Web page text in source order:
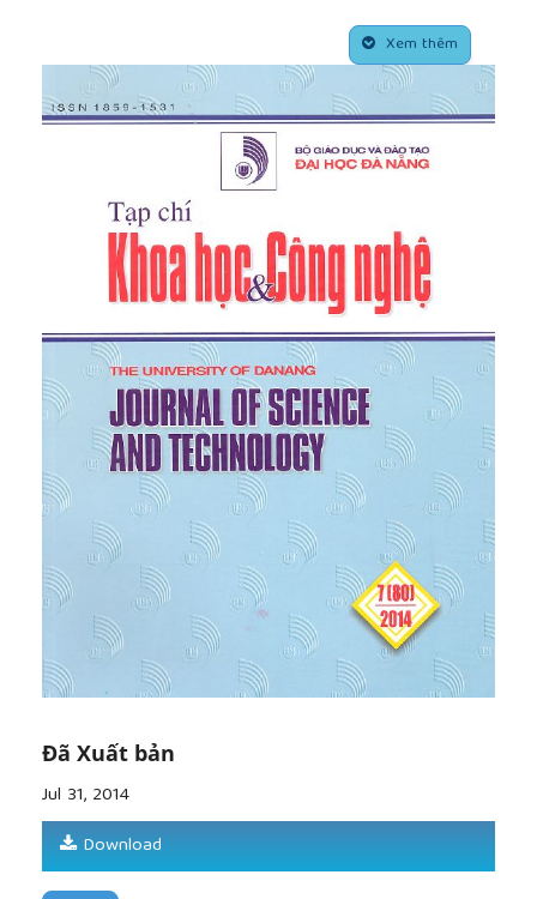
Channel Impairments”, REV Journal on Electronics
and Communications, Vol. 2, No. 3-4, 2012.
[5]Songping Wu, Yeheskel Bar-Ness, “OFDM
Systems in the Presence of Phase Noise:
Consequences and Solutions”, IEEE Transactions on
Communication, vol.52, no.11, pp.1988-1996, 2004.
Hussein Hijazi, Eric Pierre Simon, Martine Lienard
and Laurent Ros, “Channel Estimation for MIMO-
OFDM Systems in Fast Time-Varying Enviroments”,
4th International Symposium on Communications,
Control and Signal Processing (ISCCSP), 2010.
[7]Hung Nguyen-Le, Tho Le-Ngoc, “Pilot-Aided
Joint CFO and Doubly-Selective Channel Estimation
for OFDM Transmissions”, IEEE Transactions on
Broadcasting, vol. 56, no. 4,pp. 514-522, 2010.
[8]Karthk Muralidhar, Kwok Hung Li, “A Low-
Complexity kalman Approach for Channel
Estimation in Doubly-Selective OFDM Systems”, IEEE
Signal Processing letters, vol.16, no. 7, 2009.
[9]
Rocco Claudio Cannizzaro, Paolo Banelli, Geert
Leus, “Adaptive Channel Estimation for OFDM
Systems with Doppler spread”, IEEE Signal
Processing letters, 2006.
[10] Liying Song, Jitendra K. Tugnait, “Doubly-
Selective Fading Channel Equalization: A
Comparison of the Kalman Filter Approach with the
Basis Expasion Model-Based Equalizers”, IEEE
[11]T. Pollet, M.Bladel, and M. Moeneclaey, “BER
sensitivity of OFDM systems to carrier frequency
offset and Wiener phase noise”, IEEE Transactions
on Communication, vol. 43, pp. 191-193, 1995.
noise in OFDM systems”, IEEE Transactions on
Xem thêm
Đã Xuất bản
Jul 31, 2014
Download